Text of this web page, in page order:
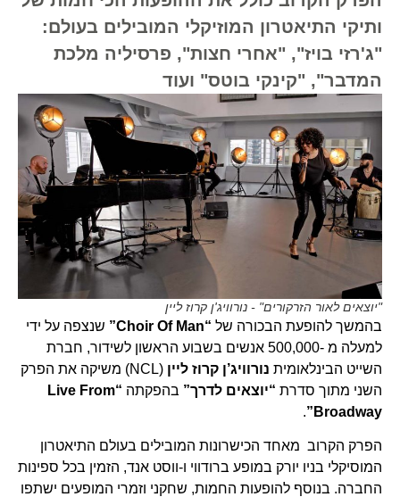
ותיקי התיאטרון המוזיקלי המובילים בעולם:
"ג'רזי בויז", "אחרי חצות", פרסיליה מלכת
המדבר", "קינקי בוטס" ועוד
"יוצאים לאור הזרקורים" - נורוויג'ן קרוז ליין
בהמשך להופעת הבכורה של“Choir Of Man”
שנצפה על ידי
למעלה מ -500,000 אנשים בשבוע הראשון לשידור, חברת
השייט הבינלאומיתנורוויג’ן קרוז ליין
(NCL) משיקה את הפרק
השני מתוך סדרת“יוצאים לדרך”בהפקתה
“Live From
Broadway”
.
הפרק הקרוב מאחד הכישרונות המובילים בעולם התיאטרון
המוסיקלי בניו יורק במופע ברודווי ו-ווסט אנד, הזמין בכל ספינות
החברה. בנוסף להופעות החמות, שחקני וזמרי המופעים ישתפו